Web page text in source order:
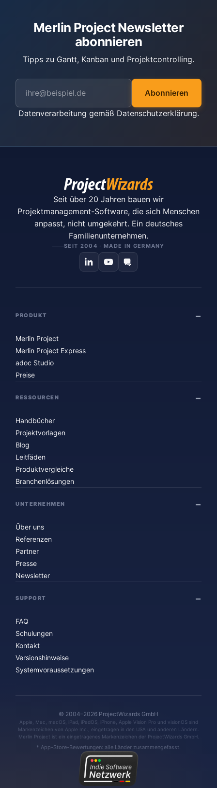
Merlin Project Newsletter
abonnieren
Tipps zu Gantt, Kanban und Projektcontrolling.
Abonnieren
Datenverarbeitung gemäß Datenschutzerklärung.
Seit über 20 Jahren bauen wir
Projektmanagement-Software, die sich Menschen
anpasst, nicht umgekehrt. Ein deutsches
Familienunternehmen.
SEIT 2004 · MADE IN GERMANY
PRODUKT
Merlin Project
Merlin Project Express
adoc Studio
Preise
RESSOURCEN
Handbücher
Projektvorlagen
Blog
Leitfäden
Produktvergleiche
Branchenlösungen
UNTERNEHMEN
Über uns
Referenzen
Partner
Presse
Newsletter
SUPPORT
FAQ
Schulungen
Kontakt
Versionshinweise
Systemvoraussetzungen
© 2004–2026 ProjectWizards GmbH
Apple, Mac, macOS, iPad, iPadOS, iPhone, Apple Vision Pro und visionOS sind
Markenzeichen von Apple Inc., eingetragen in den USA und anderen Ländern.
Merlin Project ist ein eingetragenes Markenzeichen der ProjectWizards GmbH.
* App-Store-Bewertungen: alle Länder zusammengefasst.